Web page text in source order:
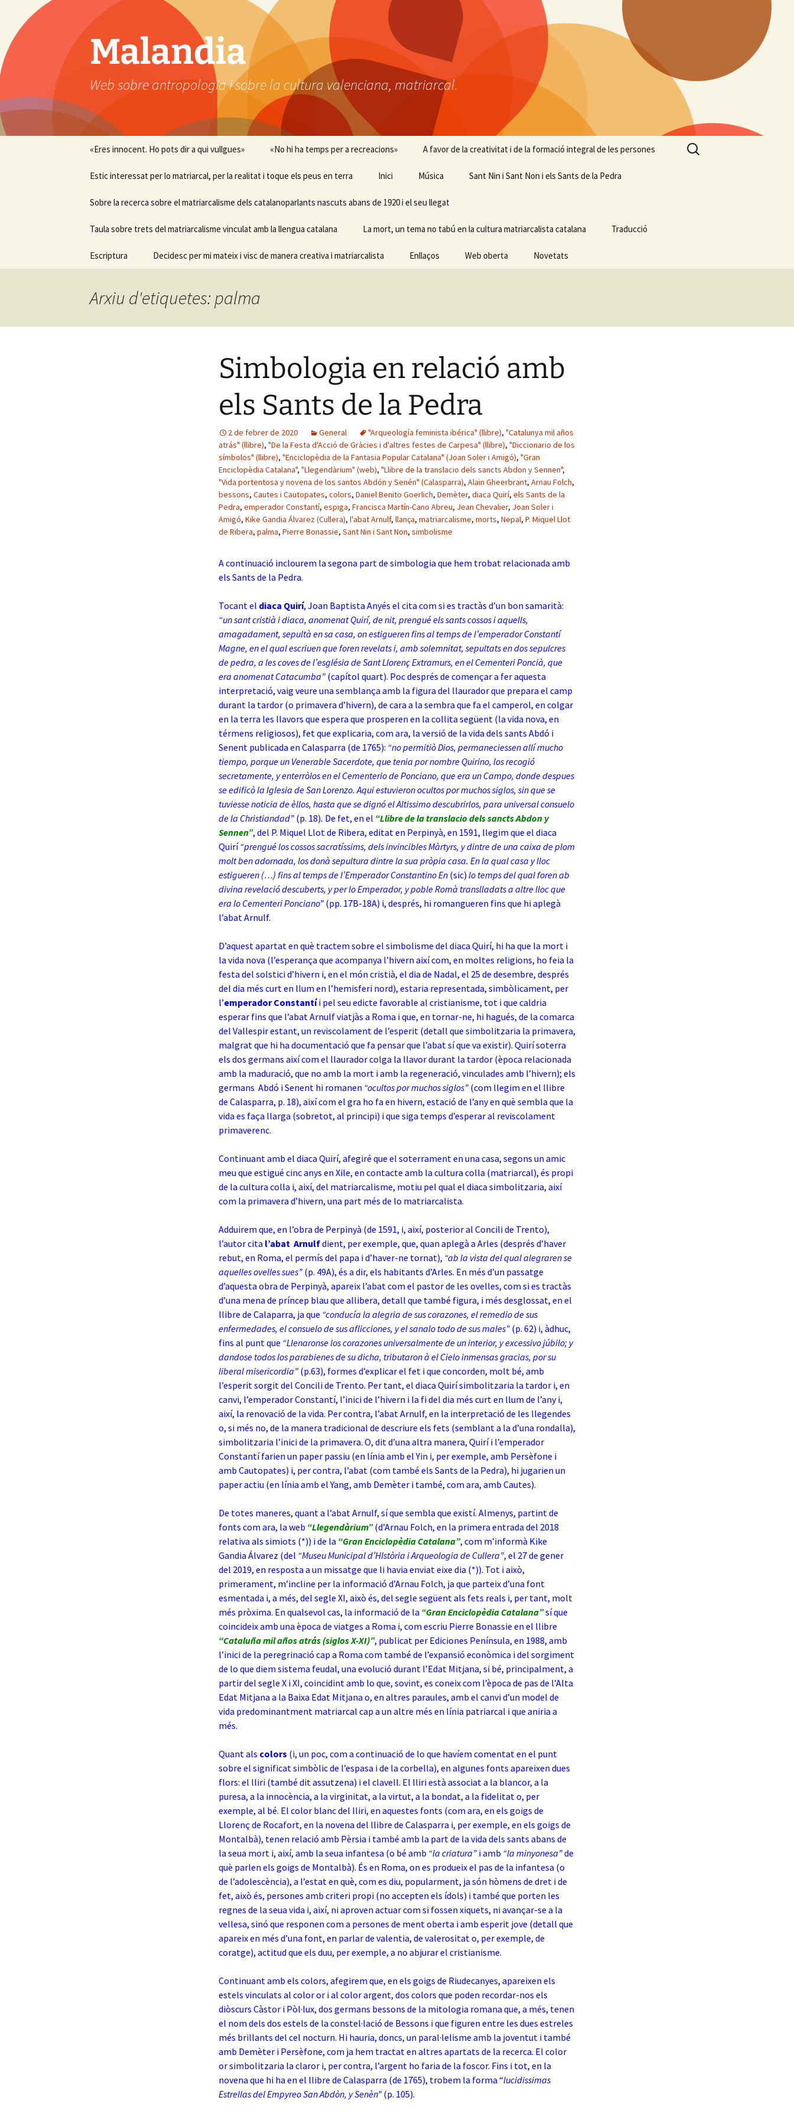
contingut
Malandia
Web sobre antropologia i sobre la cultura valenciana, matriarcal.
«Eres innocent. Ho pots dir a qui vullgues» «No hi ha temps per a recreacions» A favor de la creativitat i de la formació integral de les persones
Estic interessat per lo matriarcal, per la realitat i toque els peus en terra Inici Música Sant Nin i Sant Non i els Sants de la Pedra
Sobre la recerca sobre el matriarcalisme dels catalanoparlants nascuts abans de 1920 i el seu llegat
Taula sobre trets del matriarcalisme vinculat amb la llengua catalana La mort, un tema no tabú en la cultura matriarcalista catalana Traducció
Escriptura Decidesc per mi mateix i visc de manera creativa i matriarcalista Enllaços Web oberta Novetats
Cerca:
Arxiu d'etiquetes: palma
Simbologia en relació amb
els Sants de la Pedra
2 de febrer de 2020 General "Arqueología feminista ibérica" (llibre), "Catalunya mil años
atrás" (llibre), "De la Festa d'Acció de Gràcies i d'altres festes de Carpesa" (llibre), "Diccionario de los
símbolos" (llibre), "Enciclopèdia de la Fantasia Popular Catalana" (Joan Soler i Amigó), "Gran
Enciclopèdia Catalana", "Llegendàrium" (web), "Llibre de la translacio dels sancts Abdon y Sennen",
"Vida portentosa y novena de los santos Abdón y Senén" (Calasparra), Alain Gheerbrant, Arnau Folch,
bessons, Cautes i Cautopates, colors, Daniel Benito Goerlich, Demèter, diaca Quirí, els Sants de la
Pedra, emperador Constantí, espiga, Francisca Martín-Cano Abreu, Jean Chevalier, Joan Soler i
Amigó, Kike Gandia Álvarez (Cullera), l'abat Arnulf, llança, matriarcalisme, morts, Nepal, P. Miquel Llot
de Ribera, palma, Pierre Bonassie, Sant Nin i Sant Non, simbolisme
A continuació inclourem la segona part de simbologia que hem trobat relacionada amb
els Sants de la Pedra.
Tocant el diaca Quirí, Joan Baptista Anyés el cita com si es tractàs d’un bon samarità:
“un sant cristià i diaca, anomenat Quirí, de nit, prengué els sants cossos i aquells,
amagadament, sepultà en sa casa, on estigueren fins al temps de l’emperador Constantí
Magne, en el qual escriuen que foren revelats i, amb solemnitat, sepultats en dos sepulcres
de pedra, a les coves de l’església de Sant Llorenç Extramurs, en el Cementeri Poncià, que
era anomenat Catacumba” (capítol quart). Poc després de començar a fer aquesta
interpretació, vaig veure una semblança amb la figura del llaurador que prepara el camp
durant la tardor (o primavera d’hivern), de cara a la sembra que fa el camperol, en colgar
en la terra les llavors que espera que prosperen en la collita següent (la vida nova, en
térmens religiosos), fet que explicaria, com ara, la versió de la vida dels sants Abdó i
Senent publicada en Calasparra (de 1765): “no permitiò Dios, permaneciessen allí mucho
tiempo, porque un Venerable Sacerdote, que tenia por nombre Quirino, los recogió
secretamente, y enterròlos en el Cementerio de Ponciano, que era un Campo, donde despues
se edificò la Iglesia de San Lorenzo. Aqui estuvieron ocultos por muchos siglos, sin que se
tuviesse noticia de èllos, hasta que se dignó el Altissimo descubrirlos, para universal consuelo
de la Christiandad” (p. 18). De fet, en el “Llibre de la translacio dels sancts Abdon y
Sennen”, del P. Miquel Llot de Ribera, editat en Perpinyà, en 1591, llegim que el diaca
Quirí“prengué los cossos sacratíssims, dels invincibles Màrtyrs, y dintre de una caixa de plom
molt ben adornada, los donà sepultura dintre la sua pròpia casa. En la qual casa y lloc
estigueren (…) fins al temps de l’Emperador Constantino En (sic) lo temps del qual foren ab
divina revelació descuberts, y per lo Emperador, y poble Romà translladats a altre lloc que
era lo Cementeri Ponciano” (pp. 17B-18A) i, després, hi romangueren fins que hi aplegà
l’abat Arnulf.
D’aquest apartat en què tractem sobre el simbolisme del diaca Quirí, hi ha que la mort i
la vida nova (l’esperança que acompanya l’hivern així com, en moltes religions, ho feia la
festa del solstici d’hivern i, en el món cristià, el dia de Nadal, el 25 de desembre, després
del dia més curt en llum en l’hemisferi nord), estaria representada, simbòlicament, per
l’emperador Constantíi pel seu edicte favorable al cristianisme, tot i que caldria
esperar fins que l’abat Arnulf viatjàs a Roma i que, en tornar-ne, hi hagués, de la comarca
del Vallespir estant, un reviscolament de l’esperit (detall que simbolitzaria la primavera,
malgrat que hi ha documentació que fa pensar que l’abat sí que va existir). Quirí soterra
els dos germans així com el llaurador colga la llavor durant la tardor (època relacionada
amb la maduració, que no amb la mort i amb la regeneració, vinculades amb l’hivern); els
germans Abdó i Senent hi romanen “ocultos por muchos siglos” (com llegim en el llibre
de Calasparra, p. 18), així com el gra ho fa en hivern, estació de l’any en què sembla que la
vida es faça llarga (sobretot, al principi) i que siga temps d’esperar al reviscolament
primaverenc.
Continuant amb el diaca Quirí, afegiré que el soterrament en una casa, segons un amic
meu que estigué cinc anys en Xile, en contacte amb la cultura colla (matriarcal), és propi
de la cultura colla i, així, del matriarcalisme, motiu pel qual el diaca simbolitzaria, així
com la primavera d’hivern, una part més de lo matriarcalista.
Adduirem que, en l’obra de Perpinyà (de 1591, i, així, posterior al Concili de Trento),
l’autor cita l’abat Arnulfdient, per exemple, que, quan aplegà a Arles (després d’haver
rebut, en Roma, el permís del papa i d’haver-ne tornat), “ab la vista del qual alegraren se
aquelles ovelles sues” (p. 49A), és a dir, els habitants d’Arles. En més d’un passatge
d’aquesta obra de Perpinyà, apareix l’abat com el pastor de les ovelles, com si es tractàs
d’una mena de príncep blau que allibera, detall que també figura, i més desglossat, en el
llibre de Calaparra, ja que “conducía la alegria de sus corazones, el remedio de sus
enfermedades, el consuelo de sus aflicciones, y el sanalo todo de sus males” (p. 62) i, àdhuc,
fins al punt que “Llenaronse los corazones universalmente de un interior, y excessivo júbilo; y
dandose todos los parabienes de su dicha, tributaron à el Cielo inmensas gracias, por su
liberal misericordia” (p.63), formes d’explicar el fet i que concorden, molt bé, amb
l’esperit sorgit del Concili de Trento. Per tant, el diaca Quirí simbolitzaria la tardor i, en
canvi, l’emperador Constantí, l’inici de l’hivern i la fi del dia més curt en llum de l’any i,
així, la renovació de la vida. Per contra, l’abat Arnulf, en la interpretació de les llegendes
o, si més no, de la manera tradicional de descriure els fets (semblant a la d’una rondalla),
simbolitzaria l’inici de la primavera. O, dit d’una altra manera, Quirí i l’emperador
Constantí farien un paper passiu (en línia amb el Yin i, per exemple, amb Persèfone i
amb Cautopates) i, per contra, l’abat (com també els Sants de la Pedra), hi jugarien un
paper actiu (en línia amb el Yang, amb Demèter i també, com ara, amb Cautes).
De totes maneres, quant a l’abat Arnulf, sí que sembla que existí. Almenys, partint de
fonts com ara, la web “Llegendàrium”(d’Arnau Folch, en la primera entrada del 2018
relativa als simiots (*)) i de la “Gran Enciclopèdia Catalana”, com m’informà Kike
Gandia Álvarez (del “Museu Municipal d’HIstòria i Arqueologia de Cullera”, el 27 de gener
del 2019, en resposta a un missatge que li havia enviat eixe dia (*)). Tot i això,
primerament, m’incline per la informació d’Arnau Folch, ja que parteix d’una font
esmentada i, a més, del segle XI, això és, del segle següent als fets reals i, per tant, molt
més pròxima. En qualsevol cas, la informació de la “Gran Enciclopèdia Catalana”sí que
coincideix amb una època de viatges a Roma i, com escriu Pierre Bonassie en el llibre
“Cataluña mil años atrás (siglos X-XI)”, publicat per Ediciones Península, en 1988, amb
l’inici de la peregrinació cap a Roma com també de l’expansió econòmica i del sorgiment
de lo que diem sistema feudal, una evolució durant l’Edat Mitjana, si bé, principalment, a
partir del segle X i XI, coincidint amb lo que, sovint, es coneix com l’època de pas de l’Alta
Edat Mitjana a la Baixa Edat Mitjana o, en altres paraules, amb el canvi d’un model de
vida predominantment matriarcal cap a un altre més en línia patriarcal i que aniria a
més.
Quant als colors (i, un poc, com a continuació de lo que havíem comentat en el punt
sobre el significat simbòlic de l’espasa i de la corbella), en algunes fonts apareixen dues
flors: el lliri (també dit assutzena) i el clavell. El lliri està associat a la blancor, a la
puresa, a la innocència, a la virginitat, a la virtut, a la bondat, a la fidelitat o, per
exemple, al bé. El color blanc del lliri, en aquestes fonts (com ara, en els goigs de
Llorenç de Rocafort, en la novena del llibre de Calasparra i, per exemple, en els goigs de
Montalbà), tenen relació amb Pèrsia i també amb la part de la vida dels sants abans de
la seua mort i, així, amb la seua infantesa (o bé amb “la criatura” i amb “la minyonesa”de
què parlen els goigs de Montalbà). És en Roma, on es produeix el pas de la infantesa (o
de l’adolescència), a l’estat en què, com es diu, popularment, ja són hòmens de dret i de
fet, això és, persones amb criteri propi (no accepten els ídols) i també que porten les
regnes de la seua vida i, així, ni aproven actuar com si fossen xiquets, ni avançar-se a la
vellesa, sinó que responen com a persones de ment oberta i amb esperit jove (detall que
apareix en més d’una font, en parlar de valentia, de valerositat o, per exemple, de
coratge), actitud que els duu, per exemple, a no abjurar el cristianisme.
Continuant amb els colors, afegirem que, en els goigs de Riudecanyes, apareixen els
estels vinculats al color or i al color argent, dos colors que poden recordar-nos els
diòscurs Càstor i Pòl·lux, dos germans bessons de la mitologia romana que, a més, tenen
el nom dels dos estels de la constel·lació de Bessons i que figuren entre les dues estreles
més brillants del cel nocturn. Hi hauria, doncs, un paral·lelisme amb la joventut i també
amb Demèter i Persèfone, com ja hem tractat en altres apartats de la recerca. El color
or simbolitzaria la claror i, per contra, l’argent ho faria de la foscor. Fins i tot, en la
novena que hi ha en el llibre de Calasparra (de 1765), trobem la forma “lucidissimas
Estrellas del Empyreo San Abdòn, y Senèn” (p. 105).